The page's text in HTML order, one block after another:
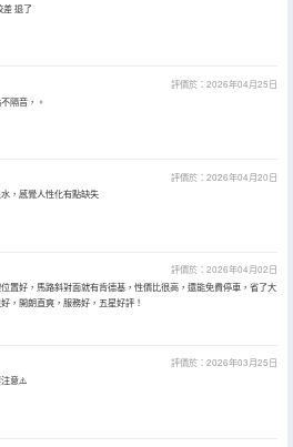
差 退了
評價於：2026年04月25日
隔音，。
評價於：2026年04月20日
，感覺人性化有點缺失
評價於：2026年04月02日
置好，馬路斜對面就有肯德基，性價比很高，還能免費停車，省了大
，開朗直爽，服務好，五星好評！
評價於：2026年03月25日
注意⚠️